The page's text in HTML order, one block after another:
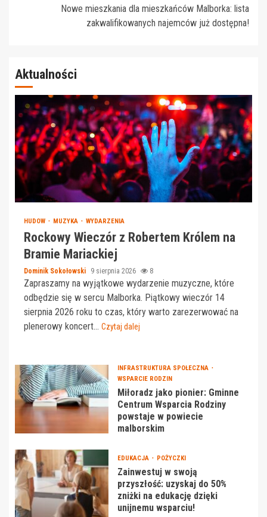
Nowe mieszkania dla mieszkańców Malborka: lista
zakwalifikowanych najemców już dostępna!
Aktualności
HUDOW MUZYKA WYDARZENIA
Rockowy Wieczór z Robertem Królem na
Bramie Mariackiej
Dominik Sokołowski 9 sierpnia 2026 8
Zapraszamy na wyjątkowe wydarzenie muzyczne, które
odbędzie się w sercu Malborka. Piątkowy wieczór 14
sierpnia 2026 roku to czas, który warto zarezerwować na
plenerowy koncert... Czytaj dalej
INFRASTRUKTURA SPOŁECZNA
WSPARCIE RODZIN
Miłoradz jako pionier: Gminne
Centrum Wsparcia Rodziny
powstaje w powiecie
malborskim
EDUKACJA POŻYCZKI
Zainwestuj w swoją
przyszłość: uzyskaj do 50%
zniżki na edukację dzięki
unijnemu wsparciu!